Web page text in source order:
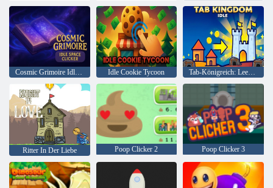
Cosmic Grimoire Idle Space Clicker Idle Cookie Tycoon Tab-Königreich: Leerlauf
Ritter In Der Liebe Poop Clicker 2 Poop Clicker 3